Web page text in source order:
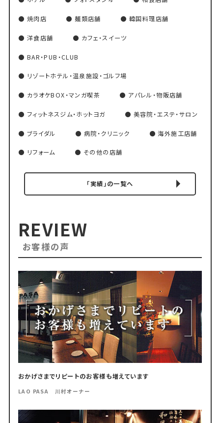
焼肉店 麺類店舗 韓国料理店舗
洋食店舗 カフェ・スイーツ
BAR・PUB・CLUB
リゾートホテル・温泉施設・ゴルフ場
カラオケBOX・マンガ喫茶 アパレル・物販店舗
フィットネスジム・ホットヨガ 美容院・エステ・サロン
ブライダル 病院・クリニック 海外施工店舗
リフォーム その他の店舗
「実績」の一覧へ
REVIEW
お客様の声
おかげさまでリピートのお客様も増えています
LAO PASA 川村オーナー